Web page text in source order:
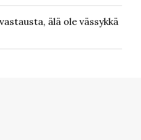
älä ole vässykkä